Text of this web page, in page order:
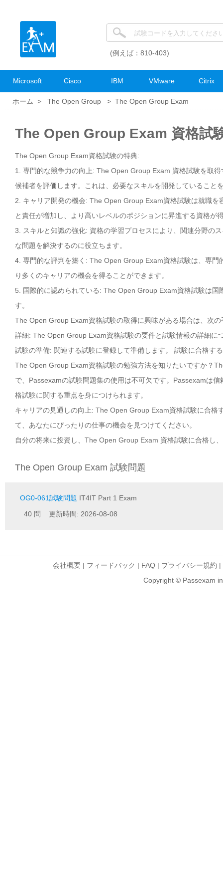
(例えば：810-403)
Microsoft Cisco IBM VMware Citrix
ホーム > The Open Group > The Open Group Exam
The Open Group Exam 資格試
The Open Group Exam資格試験の特典:
1. 専門的な競争力の向上: The Open Group Exam 資格試験を取
候補者を評価します。これは、必要なスキルを開発していること
2. キャリア開発の機会: The Open Group Exam資格試験は就職
と責任が増加し、より高いレベルのポジションに昇進する資格が
3. スキルと知識の強化: 資格の学習プロセスにより、関連分野の
な問題を解決するのに役立ちます。
4. 専門的な評判を築く: The Open Group Exam資格試験は、専
り多くのキャリアの機会を得ることができます。
5. 国際的に認められている: The Open Group Exam資格試験は
す。
The Open Group Exam資格試験の取得に興味がある場合は、次
詳細: The Open Group Exam資格試験の要件と試験情報の詳細に
試験の準備: 関連する試験に登録して準備します。 試験に合格す
The Open Group Exam資格試験の勉強方法を知りたいですか？
で、Passexamの試験問題集の使用は不可欠です。Passexamは
格試験に関する重点を身につけられます。
キャリアの見通しの向上: The Open Group Exam資格試験に合
て、あなたにぴったりの仕事の機会を見つけてください。
自分の将来に投資し、The Open Group Exam 資格試験に合格し
The Open Group Exam 試験問題
OG0-061試験問題 IT4IT Part 1 Exam
40 問 更新時間: 2026-08-08
会社概要 | フィードバック | FAQ | プライバシー規約 |
Copyright © Passexam